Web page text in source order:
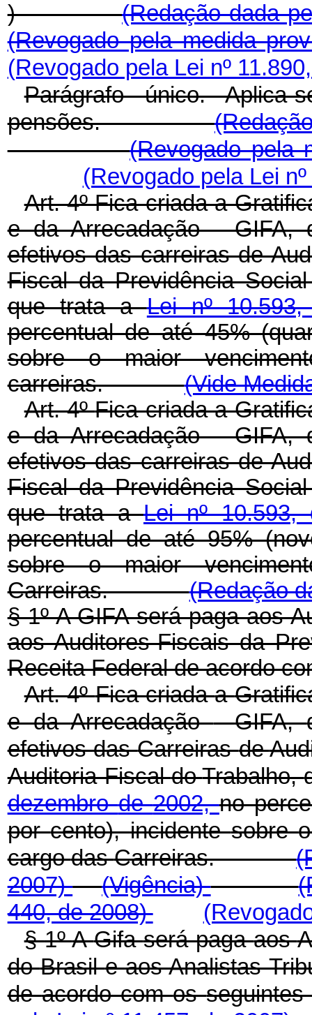
)(Redação dada
(Revogado pela medida
(Revogado pela Lei nº
Parágrafo único.
pensões.
(Revogado pela
(Revogado pela Lei
Art. 4º Fica criada a
e da Arrecadação - GIFA,
efetivos das carreiras de
Fiscal da Previdência
que trata aLei nº
percentual de até 45%
sobre o maior
carreiras.(Vide
Art. 4ºFica criada a
e da Arrecadação - GIFA,
efetivos das carreiras de
Fiscal da Previdência
que trata aLei nº
percentual de até 95%
sobre o maior
Carreiras.(Redação
§ 1º A GIFA será paga aos
aos Auditores-Fiscais da
Receita Federal de acordo
Art.4ºFicacriadaa
edaArrecadação-GIFA,
efetivosdasCarreirasde
Auditoria-FiscaldoTrabalho,
dezembrode2002,no
porcento),incidentesobre
cargodasCarreiras.
2007)
(Vigência)
440, de 2008)
§1ºAGifaserápagaaos
doBrasileaosAnalistas-
deacordocomos